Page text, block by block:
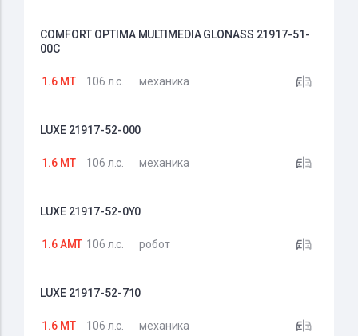
COMFORT OPTIMA MULTIMEDIA GLONASS 21917-51-
00C
1.6 MT 106 л.с. механика
LUXE 21917-52-000
1.6 MT 106 л.с. механика
LUXE 21917-52-0Y0
1.6 AMT 106 л.с. робот
LUXE 21917-52-710
1.6 MT 106 л.с. механика